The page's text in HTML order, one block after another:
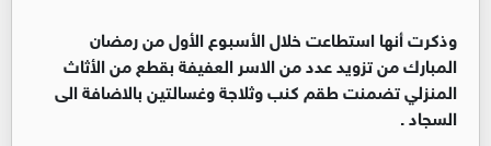
وذكرت أنها استطاعت خلال الأسبوع الأول من رمضان
المبارك من تزويد عدد من الاسر العفيفة بقطع من الأثاث
المنزلي تضمنت طقم كنب وثلاجة وغسالتين بالاضافة الى
السجاد .